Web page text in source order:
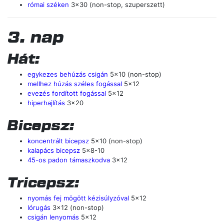
római széken 3x30 (non-stop, szuperszett)
3. nap
Hát:
egykezes behúzás csigán 5x10 (non-stop)
mellhez húzás széles fogással 5x12
evezés fordított fogással 5x12
hiperhajlítás 3x20
Bicepsz:
koncentrált bicepsz 5x10 (non-stop)
kalapács bicepsz 5x8-10
45-os padon támaszkodva 3x12
Tricepsz:
nyomás fej mögött kézisúlyzóval 5x12
lórugás 3x12 (non-stop)
csigán lenyomás 5x12